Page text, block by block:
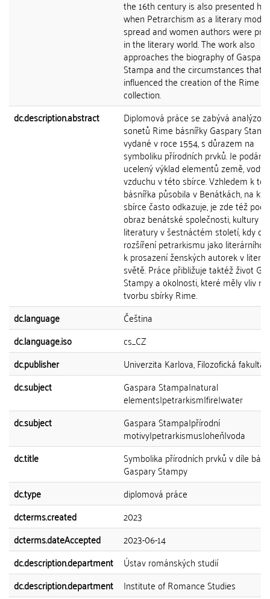
the 16th century is also presented
when Petrarchism as a literary model
spread and women authors were
in the literary world. The work also
approaches the biography of Gaspara
Stampa and the circumstances that
influenced the creation of the Rime
collection.
dc.description.abstract
Diplomová práce se zabývá analýzou
sonetů Rime básnířky Gaspary
vydané v roce 1554, s důrazem na
symboliku přírodních prvků. Je podán
ucelený výklad elementů země, vody,
vzduchu v této sbírce. Vzhledem k
básnířka působila v Benátkách, na
sbírce často odkazuje, je zde též
obraz benátské společnosti, kultury a
literatury v šestnáctém století, kdy
rozšíření petrarkismu jako literárního
k prosazení ženských autorek v
světě. Práce přibližuje taktéž život
Stampy a okolnosti, které měly vliv na
tvorbu sbírky Rime.
dc.language
Čeština
dc.language.iso
cs_CZ
dc.publisher
Univerzita Karlova, Filozofická fakulta
dc.subject
Gaspara Stampa|natural
elements|petrarkism|fire|water
dc.subject
Gaspara Stampa|přírodní
motivy|petrarkismus|oheň|voda
dc.title
Symbolika přírodních prvků v díle
Gaspary Stampy
dc.type
diplomová práce
dcterms.created
2023
dcterms.dateAccepted
2023-06-14
dc.description.department
Ústav románských studií
dc.description.department
Institute of Romance Studies